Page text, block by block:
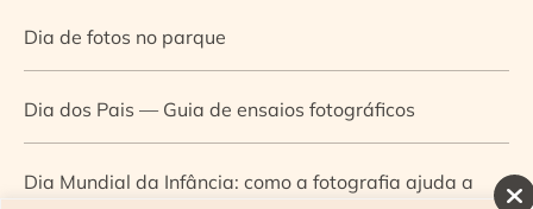
Dia de fotos no parque
Dia dos Pais — Guia de ensaios fotográficos
Dia Mundial da Infância: como a fotografia ajuda a